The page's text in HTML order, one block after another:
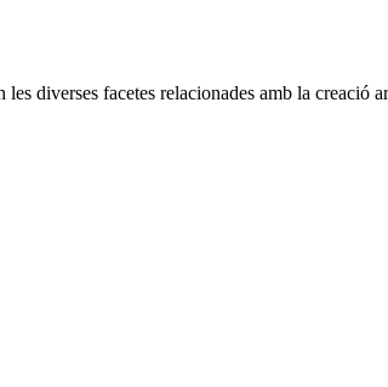
diverses facetes relacionades amb la creació